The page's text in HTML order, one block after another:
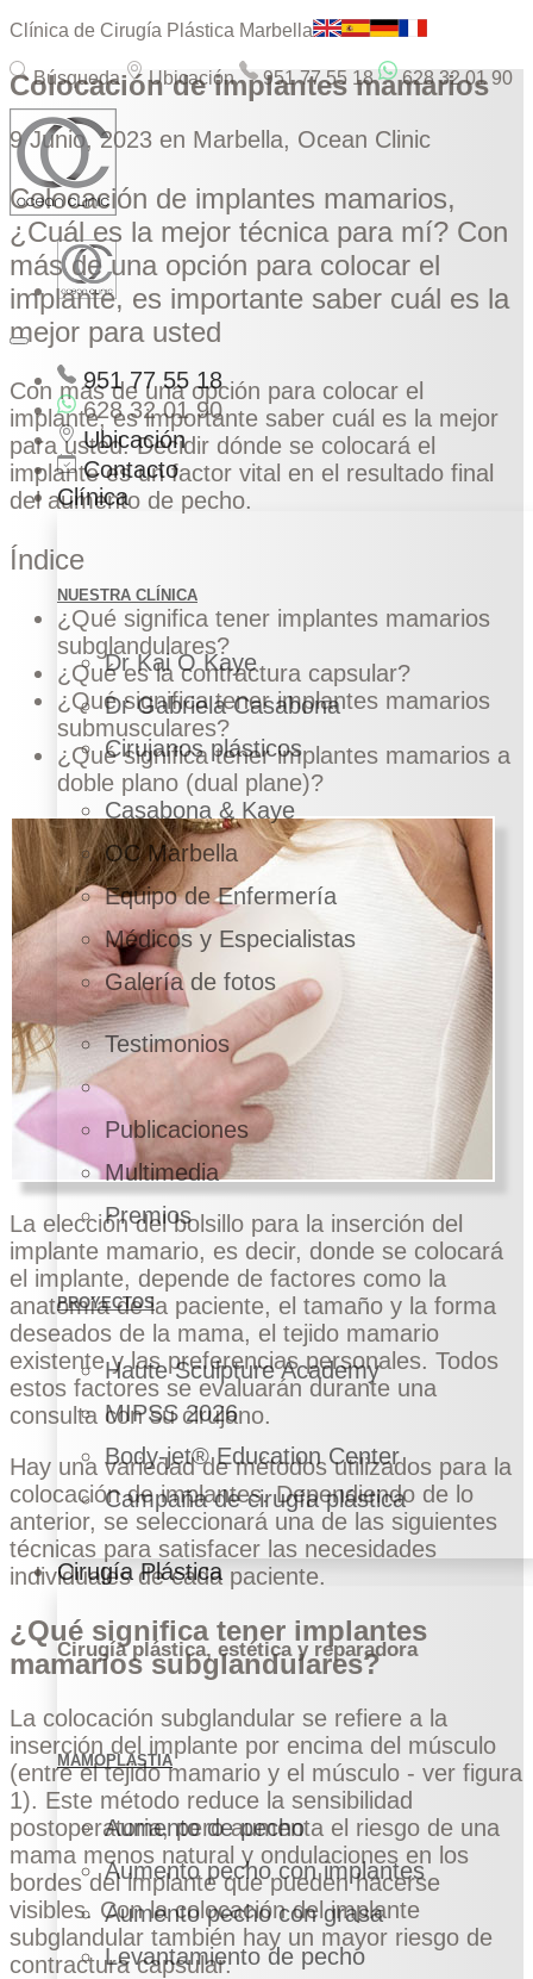
Clínica de Cirugía Plástica Marbella
Búsqueda Ubicación 951 77 55 18 628 32 01 90
951 77 55 18
628 32 01 90
Ubicación
Contacto
Clínica
NUESTRA CLÍNICA
Dr Kai O Kaye
Dr Gabriela Casabona
Cirujanos plásticos
Casabona & Kaye
OC Marbella
Equipo de Enfermería
Médicos y Especialistas
Galería de fotos
Testimonios
Publicaciones
Multimedia
Premios
PROYECTOS
Haute Sculpture Academy
MIPSS 2026
Body-jet® Education Center
Campaña de cirugía plástica
Cirugía Plástica
Cirugía plástica, estética y reparadora
MAMOPLASTIA
Aumento de pecho
Aumento pecho con implantes
Aumento pecho con grasa
Levantamiento de pecho
Colocación de implantes mamarios
9 Junio, 2023 en Marbella, Ocean Clinic
Colocación de implantes mamarios,
¿Cuál es la mejor técnica para mí? Con
más de una opción para colocar el
implante, es importante saber cuál es la
mejor para usted
Con más de una opción para colocar el
implante, es importante saber cuál es la mejor
para usted. Decidir dónde se colocará el
implante es un factor vital en el resultado final
del aumento de pecho.
Índice
¿Qué significa tener implantes mamarios
subglandulares?
¿Qué es la contractura capsular?
¿Qué significa tener implantes mamarios
submusculares?
¿Qué significa tener implantes mamarios a
doble plano (dual plane)?
La elección del bolsillo para la inserción del
implante mamario, es decir, donde se colocará
el implante, depende de factores como la
anatomía de la paciente, el tamaño y la forma
deseados de la mama, el tejido mamario
existente y las preferencias personales. Todos
estos factores se evaluarán durante una
consulta con su cirujano.
Hay una variedad de métodos utilizados para la
colocación de implantes. Dependiendo de lo
anterior, se seleccionará una de las siguientes
técnicas para satisfacer las necesidades
individuales de cada paciente.
¿Qué significa tener implantes
mamarios subglandulares?
La colocación subglandular se refiere a la
inserción del implante por encima del músculo
(entre el tejido mamario y el músculo - ver figura
1). Este método reduce la sensibilidad
postoperatoria, pero aumenta el riesgo de una
mama menos natural y ondulaciones en los
bordes del implante que pueden hacerse
visibles. Con la colocación del implante
subglandular también hay un mayor riesgo de
contractura capsular.